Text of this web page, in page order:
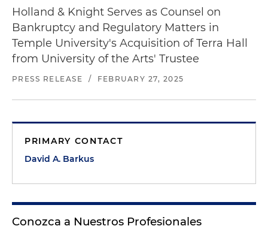
Holland & Knight Serves as Counsel on
Bankruptcy and Regulatory Matters in
Temple University's Acquisition of Terra Hall
from University of the Arts' Trustee
PRESS RELEASE / FEBRUARY 27, 2025
PRIMARY CONTACT
David A. Barkus
Conozca a Nuestros Profesionales